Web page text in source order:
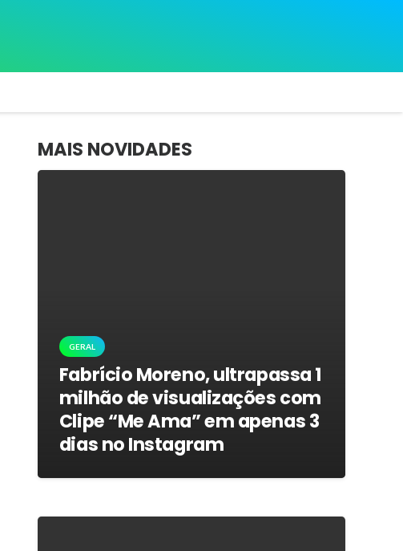
MAIS NOVIDADES
GERAL
Fabrício Moreno, ultrapassa 1
milhão de visualizações com
Clipe “Me Ama” em apenas 3
dias no Instagram